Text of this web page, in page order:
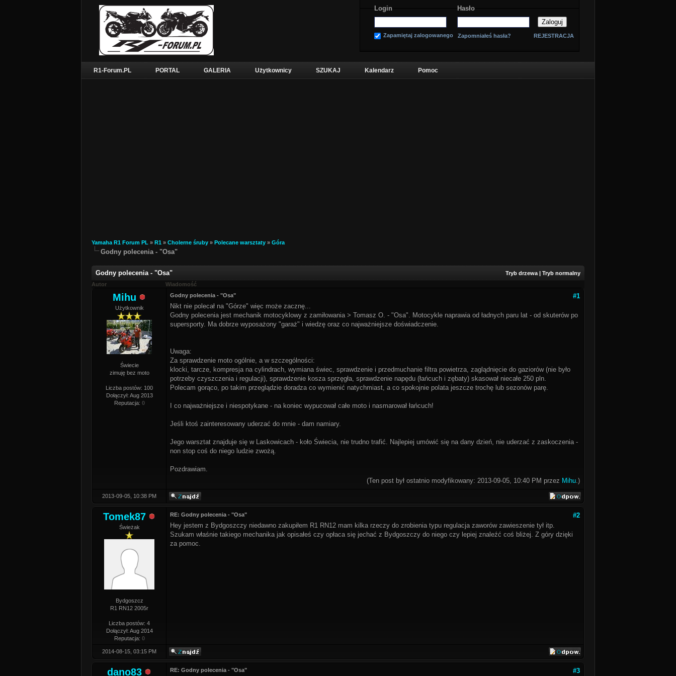
Login Hasło
Zapamiętaj zalogowanego Zapomniałeś hasła? REJESTRACJA
R1-Forum.PL PORTAL GALERIA Użytkownicy SZUKAJ Kalendarz Pomoc
Yamaha R1 Forum PL » R1 » Cholerne śruby » Polecane warsztaty » Góra
Godny polecenia - "Osa"
Tryb drzewa | Tryb normalny
Godny polecenia - "Osa"
Autor Wiadomość
Mihu
Użytkownik
Świecie
zimuję bez moto
Liczba postów: 100
Dołączył: Aug 2013
Reputacja: 0
#1
Godny polecenia - "Osa"
Nikt nie polecał na "Górze" więc może zacznę...
Godny polecenia jest mechanik motocyklowy z zamiłowania > Tomasz O. - "Osa". Motocykle naprawia od ładnych paru lat - od skuterów po
supersporty. Ma dobrze wyposażony "garaż" i wiedzę oraz co najważniejsze doświadczenie.
Uwaga:
Za sprawdzenie moto ogólnie, a w szczególności:
klocki, tarcze, kompresja na cylindrach, wymiana świec, sprawdzenie i przedmuchanie filtra powietrza, zaglądnięcie do gaziorów (nie było
potrzeby czyszczenia i regulacji), sprawdzenie kosza sprzęgła, sprawdzenie napędu (łańcuch i zębaty) skasował niecałe 250 pln.
Polecam gorąco, po takim przeglądzie doradza co wymienić natychmiast, a co spokojnie polata jeszcze trochę lub sezonów parę.
I co najważniejsze i niespotykane - na koniec wypucował całe moto i nasmarował łańcuch!
Jeśli ktoś zainteresowany uderzać do mnie - dam namiary.
Jego warsztat znajduje się w Laskowicach - koło Świecia, nie trudno trafić. Najlepiej umówić się na dany dzień, nie uderzać z zaskoczenia -
non stop coś do niego ludzie zwożą.
Pozdrawiam.
(Ten post był ostatnio modyfikowany: 2013-09-05, 10:40 PM przez Mihu.)
2013-09-05, 10:38 PM
Tomek87
Świeżak
Bydgoszcz
R1 RN12 2005r
Liczba postów: 4
Dołączył: Aug 2014
Reputacja: 0
#2
RE: Godny polecenia - "Osa"
Hey jestem z Bydgoszczy niedawno zakupiłem R1 RN12 mam kilka rzeczy do zrobienia typu regulacja zaworów zawieszenie tył itp.
Szukam właśnie takiego mechanika jak opisałeś czy opłaca się jechać z Bydgoszczy do niego czy lepiej znaleźć coś bliżej. Z góry dzięki
za pomoc.
2014-08-15, 03:15 PM
dano83 #3
RE: Godny polecenia - "Osa"